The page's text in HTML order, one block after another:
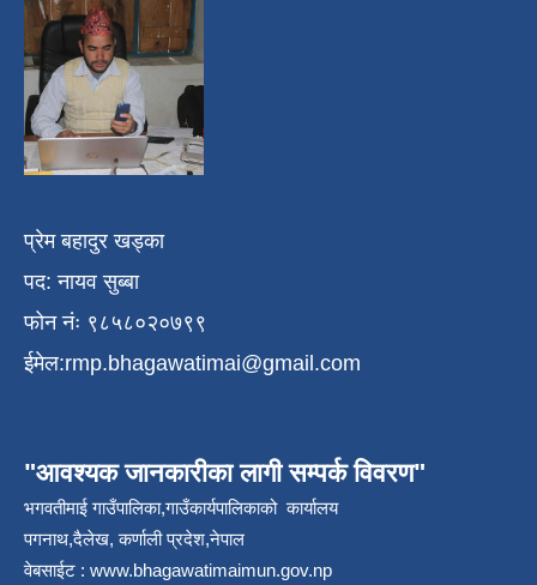
प्रेम बहादुर खड्का
पद: नायव सुब्बा
फोन नंः ९८५८०२०७९९
ईमेल:rmp.bhagawatimai@gmail.com
"आवश्यक जानकारीका लागी सम्पर्क विवरण"
भगवतीमाई गाउँपालिका,गाउँकार्यपालिकाको कार्यालय
पगनाथ,दैलेख, कर्णाली प्रदेश,नेपाल
वेबसाईट : www.bhagawatimaimun.gov.np